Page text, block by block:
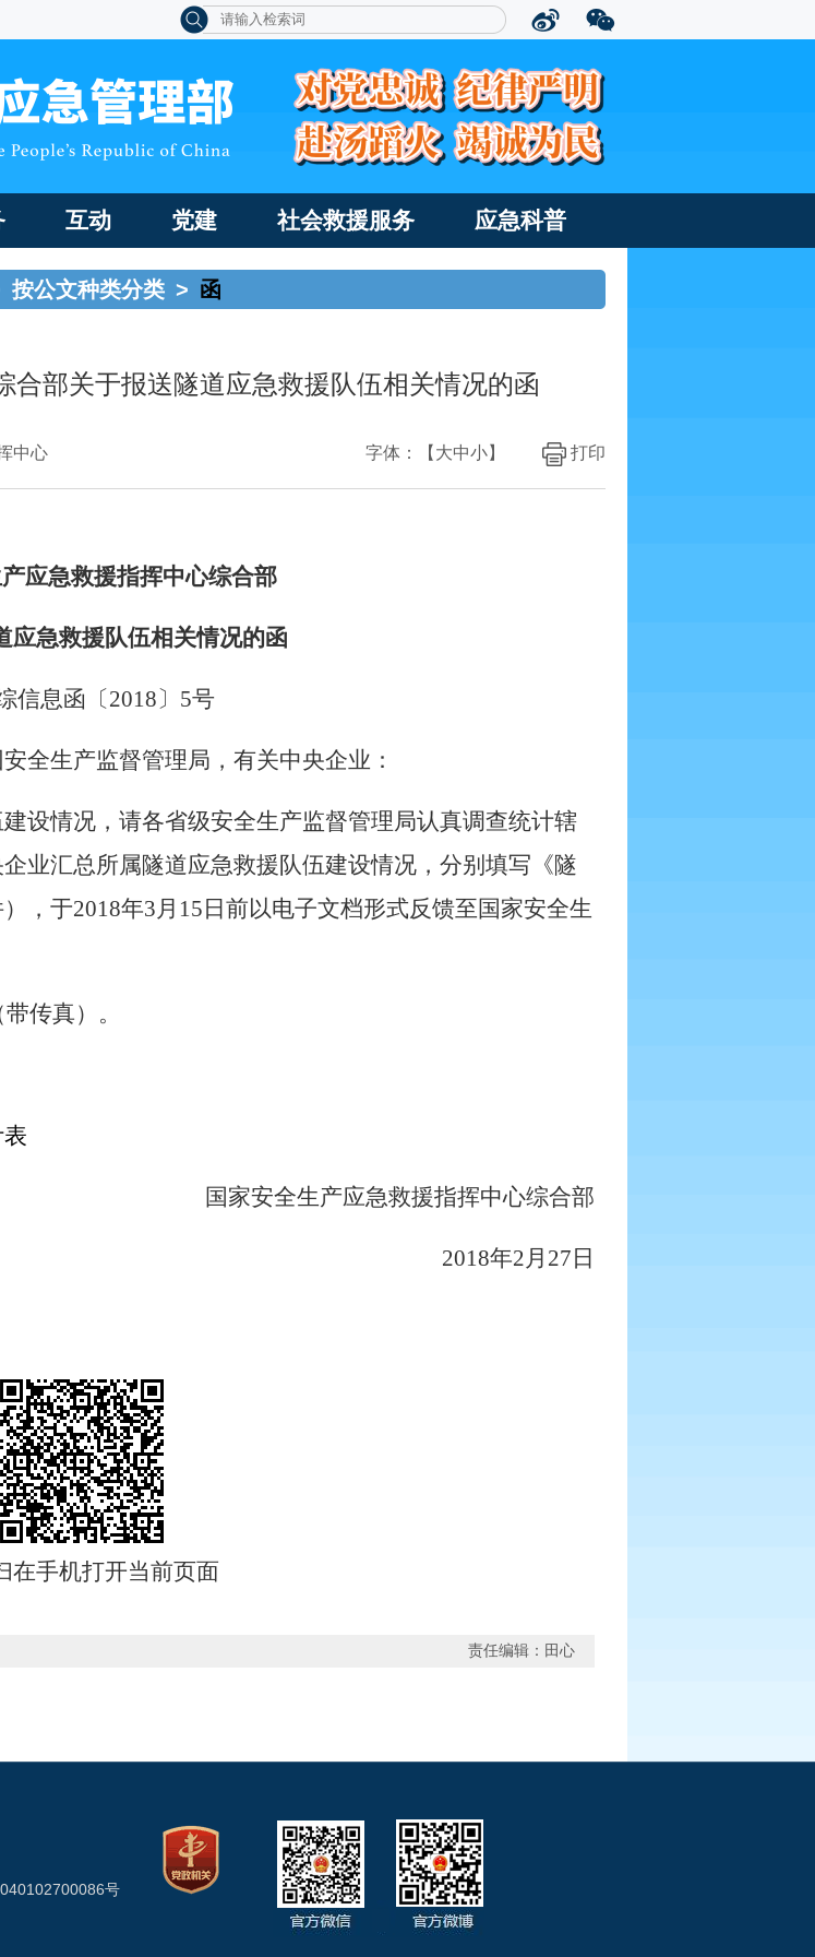
互动 党建 社会救援服务 应急科普
按公文种类分类 > 函
合部关于报送隧道应急救援队伍相关情况的函
中心 打印
字体：【 大中小】
应急救援指挥中心综合部
应急救援队伍相关情况的函
信息函〔2018〕 5号
全生产监督管理局，有关中央企业：
设情况，请各省级安全生产监督管理局认真调查统计辖
业汇总所属隧道应急救援队伍建设情况，分别填写《隧
，于2018年3月 15 日前以电子文档形式反馈至国家安全生
带传真）。
国家安全生产应急救援指挥中心综合部
2018年2月 27 日
在手机打开当前页面
责任编辑：田心
号